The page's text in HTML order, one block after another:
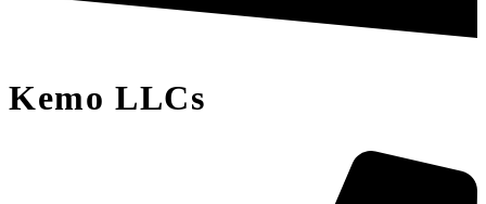
Kemo LLCs